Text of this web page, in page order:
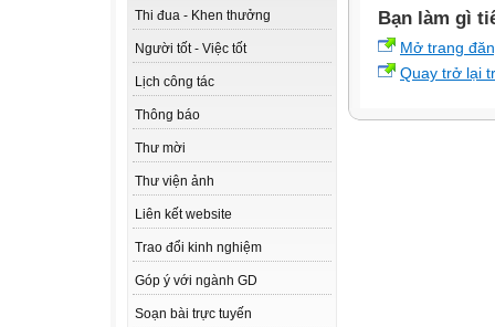
Thi đua - Khen thưởng
Người tốt - Việc tốt
Lịch công tác
Thông báo
Thư mời
Thư viện ảnh
Liên kết website
Trao đổi kinh nghiệm
Góp ý với ngành GD
Soạn bài trực tuyến
Bạn làm gì
Mở trang
Quay trở lại